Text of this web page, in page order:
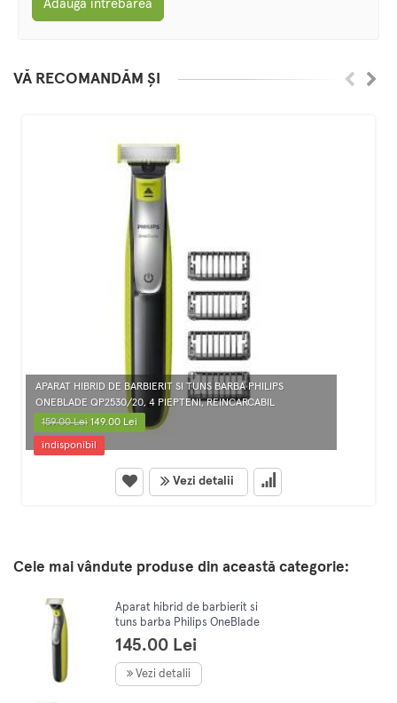
Adaugă întrebarea
VĂ RECOMANDĂM ȘI
APARAT HIBRID DE BARBIERIT SI TUNS BARBA PHILIPS
ONEBLADE QP2530/20, 4 PIEPTENI, REINCARCABIL
159.00 Lei149.00 Lei
indisponibil
Vezi detalii
Cele mai vândute produse din această categorie:
Aparat hibrid de barbierit si
tuns barba Philips OneBlade
360 QP2730/20, pieptene
reglabil 5 in 1, autonomie 6
145.00 Lei
Vezi detalii